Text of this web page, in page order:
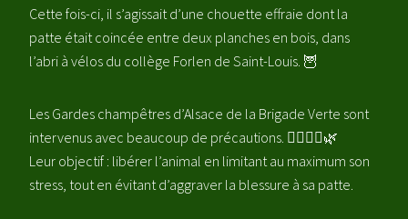
Cette fois-ci, il s’agissait d’une chouette effraie dont la
patte était coincée entre deux planches en bois, dans
l’abri à vélos du collège Forlen de Saint-Louis. 🦉
Les Gardes champêtres d’Alsace de la Brigade Verte sont
intervenus avec beaucoup de précautions. 👮‍♀️👮‍♀️🌿
Leur objectif : libérer l’animal en limitant au maximum son
stress, tout en évitant d’aggraver la blessure à sa patte.